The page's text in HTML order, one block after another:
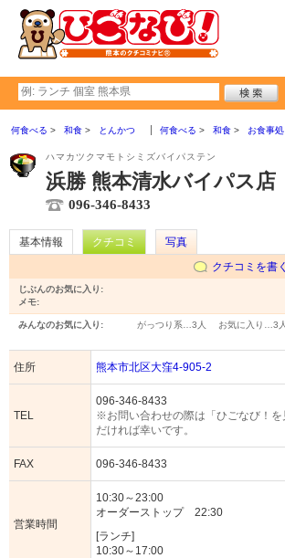
何食べる 和食 とんかつ 何食べる 和食 お食事
ハマカツクマモトシミズバイパステン
浜勝 熊本清水バイパス店
096-346-8433
基本情報 クチコミ
写真
クチコミを書く
じぶんのお気に入り:
メモ:
みんなのお気に入り: がっつり系… 3人 お気に入り… 3人
住所 熊本市北区大窪4-905-2
TEL
096-346-8433
※お問い合わせの際は「ひごなび！を
だければ幸いです。
FAX 096-346-8433
営業時間
10:30～23:00
オーダーストップ 22:30
[ランチ]
10:30～17:00